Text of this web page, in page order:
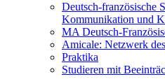
Deutsch-französische
Kommunikation und
MA Deutsch-
Amicale: Netzwerk
Praktika
Studieren mit